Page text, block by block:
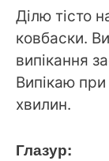
Ділю тісто
ковбаски.
випікання
Випікаю
хвилин.
Глазур: